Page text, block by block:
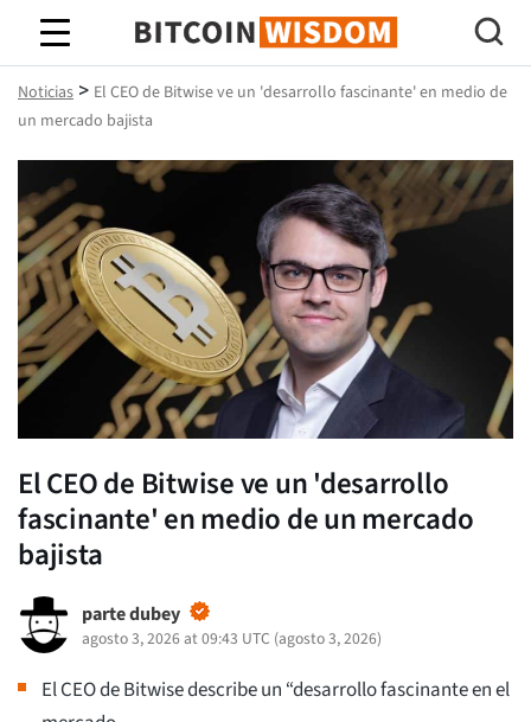
Sabiduría de Bitcoin
Noticias > El CEO de Bitwise ve un 'desarrollo fascinante' en medio de
un mercado bajista
El CEO de Bitwise ve un 'desarrollo
fascinante' en medio de un mercado
bajista
parte dubey
agosto 3, 2026 at 09:43 UTC (agosto 3, 2026)
El CEO de Bitwise describe un “desarrollo fascinante en el